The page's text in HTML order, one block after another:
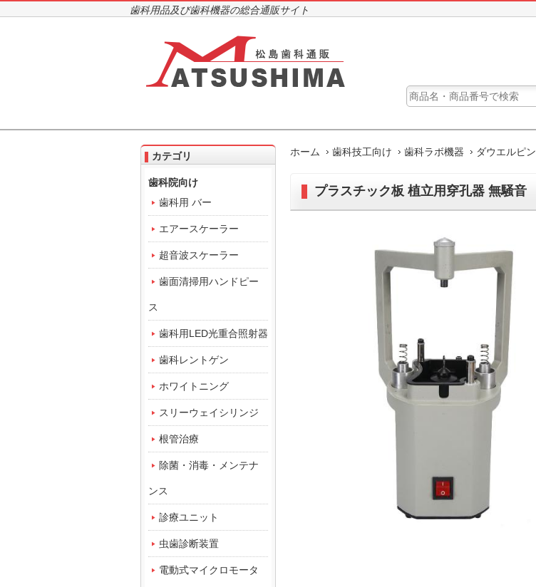
歯科用品及び歯科機器の総合通販サイト
ホーム 歯科技工向け 歯科ラボ機器 ダウエルピン
プラスチック板 植立用穿孔器 無騒音
カテゴリ
歯科院向け
歯科用 バー
エアースケーラー
超音波スケーラー
歯面清掃用ハンドピー
ス
歯科用LED光重合照射器
歯科レントゲン
ホワイトニング
スリーウェイシリンジ
根管治療
除菌・消毒・メンテナ
ンス
診療ユニット
虫歯診断装置
電動式マイクロモータ